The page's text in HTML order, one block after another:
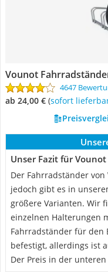
Vounot
4647
ab 24,00 € ( Sofort
Unser Fazit für
Der Fahrradständer
jedoch gibt es in
größere Varianten. Wir
einzelnen Halterungen
Fahrradständer für den
befestigt, allerdings ist
Der Preis in der